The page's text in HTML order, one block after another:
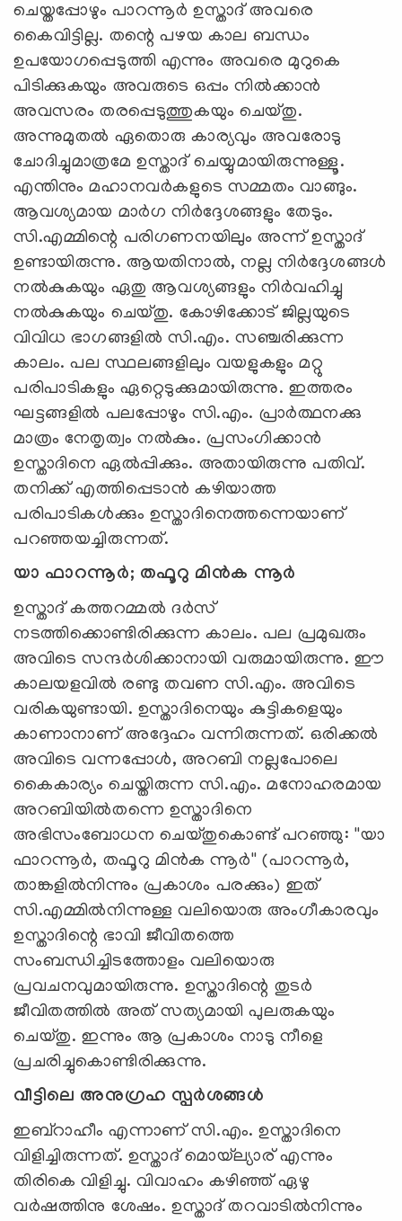
ചെയ്തപ്പോഴും പാറന്നൂര്‍ ഉസ്താദ് അവരെ
കൈവിട്ടില്ല. തന്റെ പഴയ കാല ബന്ധം
ഉപയോഗപ്പെടുത്തി എന്നും അവരെ മുറുകെ
പിടിക്കുകയും അവരുടെ ഒപ്പം നില്‍ക്കാന്‍
അവസരം തരപ്പെടുത്തുകയും ചെയ്തു.
അന്നുമുതല്‍ ഏതൊരു കാര്യവും അവരോടു
ചോദിച്ചുമാത്രമേ ഉസ്താദ് ചെയ്യുമായിരുന്നുള്ളൂ.
എന്തിനും മഹാനവര്‍കളുടെ സമ്മതം വാങ്ങും.
ആവശ്യമായ മാര്‍ഗ നിര്‍ദ്ദേശങ്ങളും തേടും.
സി.എമ്മിന്റെ പരിഗണനയിലും അന്ന് ഉസ്താദ്
ഉണ്ടായിരുന്നു. ആയതിനാല്‍, നല്ല നിര്‍ദ്ദേശങ്ങള്‍
നല്‍കുകയും ഏതു ആവശ്യങ്ങളും നിര്‍വഹിച്ചു
നല്‍കുകയും ചെയ്തു. കോഴിക്കോട് ജില്ലയുടെ
വിവിധ ഭാഗങ്ങളില്‍ സി.എം. സഞ്ചരിക്കുന്ന
കാലം. പല സ്ഥലങ്ങളിലും വയളുകളും മറ്റു
പരിപാടികളും ഏറ്റെടുക്കുമായിരുന്നു. ഇത്തരം
ഘട്ടങ്ങളില്‍ പലപ്പോഴും സി.എം. പ്രാര്‍ത്ഥനക്കു
മാത്രം നേതൃത്വം നല്‍കും. പ്രസംഗിക്കാന്‍
ഉസ്താദിനെ ഏല്‍പ്പിക്കും. അതായിരുന്നു പതിവ്.
തനിക്ക് എത്തിപ്പെടാന്‍ കഴിയാത്ത
പരിപാടികള്‍ക്കും ഉസ്താദിനെത്തന്നെയാണ്
പറഞ്ഞയച്ചിരുന്നത്.
യാ ഫാറന്നൂര്‍; തഫൂറു മിന്‍ക ന്നൂര്‍
ഉസ്താദ് കത്തറമ്മല്‍ ദര്‍സ്
നടത്തിക്കൊണ്ടിരിക്കുന്ന കാലം. പല പ്രമുഖരും
അവിടെ സന്ദര്‍ശിക്കാനായി വരുമായിരുന്നു. ഈ
കാലയളവില്‍ രണ്ടു തവണ സി.എം. അവിടെ
വരികയുണ്ടായി. ഉസ്താദിനെയും കുട്ടികളെയും
കാണാനാണ് അദ്ദേഹം വന്നിരുന്നത്. ഒരിക്കല്‍
അവിടെ വന്നപ്പോള്‍, അറബി നല്ലപോലെ
കൈകാര്യം ചെയ്തിരുന്ന സി.എം. മനോഹരമായ
അറബിയില്‍തന്നെ ഉസ്താദിനെ
അഭിസംബോധന ചെയ്തുകൊണ്ട് പറഞ്ഞു: ''യാ
ഫാറന്നൂര്‍, തഫൂറു മിന്‍ക ന്നൂര്‍'' (പാറന്നൂര്‍,
താങ്കളില്‍നിന്നും പ്രകാശം പരക്കും) ഇത്
സി.എമ്മില്‍നിന്നുള്ള വലിയൊരു അംഗീകാരവും
ഉസ്താദിന്റെ ഭാവി ജീവിതത്തെ
സംബന്ധിച്ചിടത്തോളം വലിയൊരു
പ്രവചനവുമായിരുന്നു. ഉസ്താദിന്റെ തുടര്‍
ജീവിതത്തില്‍ അത് സത്യമായി പുലരുകയും
ചെയ്തു. ഇന്നും ആ പ്രകാശം നാടു നീളെ
പ്രചരിച്ചുകൊണ്ടിരിക്കുന്നു.
വീട്ടിലെ അനുഗ്രഹ സ്പര്‍ശങ്ങള്‍
ഇബ്‌റാഹീം എന്നാണ് സി.എം. ഉസ്താദിനെ
വിളിച്ചിരുന്നത്. ഉസ്താദ് മൊയ്‌ല്യാര് എന്നും
തിരികെ വിളിച്ചു. വിവാഹം കഴിഞ്ഞ് ഏഴു
വര്‍ഷത്തിനു ശേഷം. ഉസ്താദ് തറവാടില്‍നിന്നും